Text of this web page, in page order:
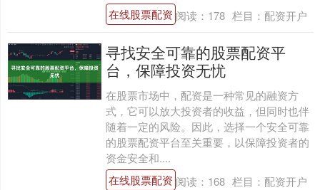
在线股票配资 阅读： 178 栏目： 配资开户
寻找安全可靠的股票配资平
台，保障投资无忧
在股票市场中，配资是一种常见的融资方
式，它可以放大投资者的收益，但同时也伴
随着一定的风险。因此，选择一个安全可靠
的股票配资平台至关重要，以保障投资者的
资金安全和....
在线股票配资 阅读： 168 栏目： 配资开户